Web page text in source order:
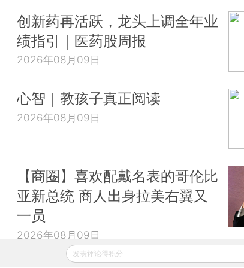
创新药再活跃，龙头上调全年业
绩指引｜医药股周报
2026年08月09日
心智｜教孩子真正阅读
2026年08月09日
【商圈】喜欢配戴名表的哥伦比
亚新总统 商人出身拉美右翼又
一员
2026年08月09日
发表评论得积分